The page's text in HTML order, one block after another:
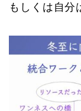
もしくは自分